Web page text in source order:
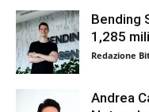
Bending
1,285
Redazione
Andrea